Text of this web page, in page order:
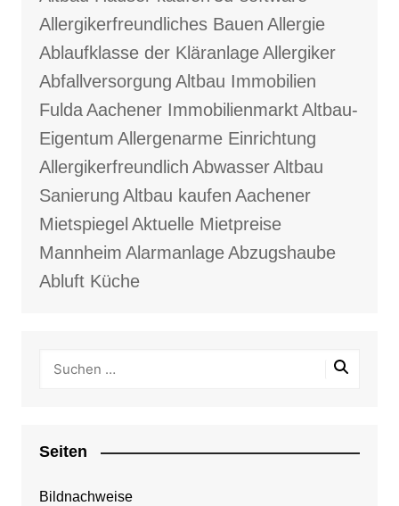
Allergikerfreundliches Bauen Allergie
Ablaufklasse der KläranlageAllergiker
Abfallversorgung Altbau Immobilien
FuldaAachener ImmobilienmarktAltbau-
Eigentum Allergenarme Einrichtung
Allergikerfreundlich AbwasserAltbau
Sanierung Altbau kaufen Aachener
Mietspiegel Aktuelle Mietpreise
Mannheim AlarmanlageAbzugshaube
Abluft Küche
Seiten
Bildnachweise